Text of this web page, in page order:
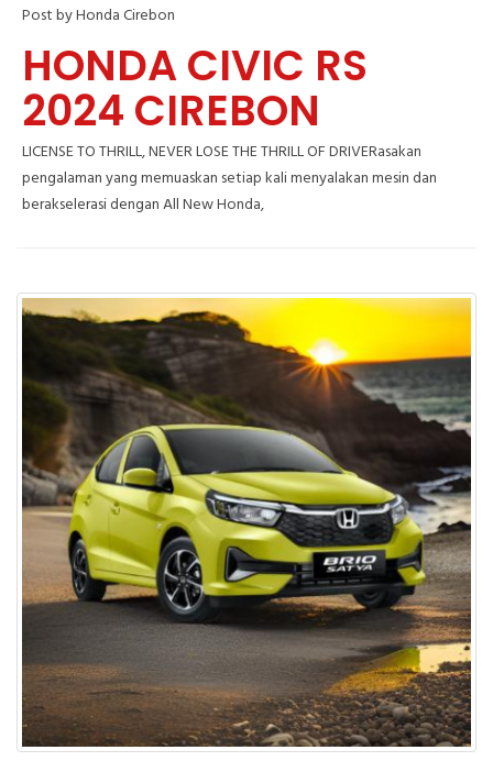
Post by Honda Cirebon
HONDA CIVIC RS
2024 CIREBON
LICENSE TO THRILL, NEVER LOSE THE THRILL OF DRIVERasakan
pengalaman yang memuaskan setiap kali menyalakan mesin dan
berakselerasi dengan All New Honda,